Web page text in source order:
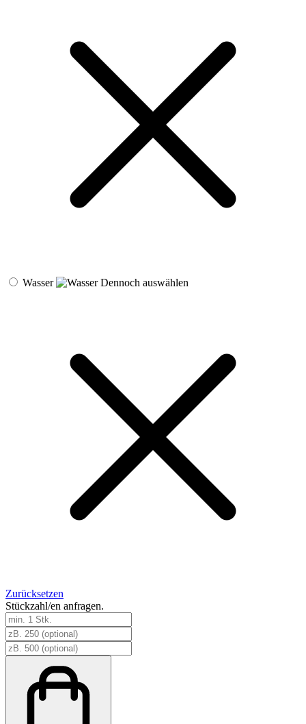
Wasser Dennoch auswählen
Zurücksetzen
Stückzahl/en anfragen.
Gewichte
penumatischer
Torbogen
Menge